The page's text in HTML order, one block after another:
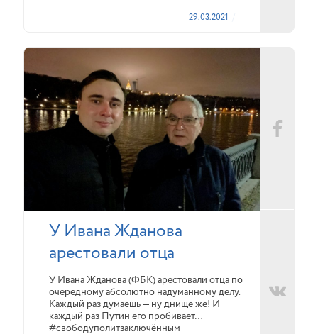
29.03.2021
У Ивана Жданова
арестовали отца
У Ивана Жданова (ФБК) арестовали отца по
очередному абсолютно надуманному делу.
Каждый раз думаешь — ну днище же! И
каждый раз Путин его пробивает…
#свободуполитзаключённым